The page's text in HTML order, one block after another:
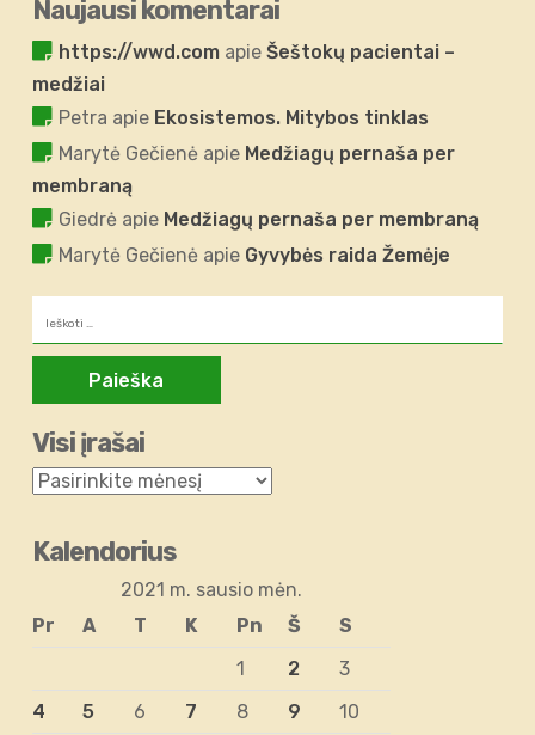
Naujausi komentarai
https://wwd.com apieŠeštokų pacientai –
medžiai
Petra apie Ekosistemos. Mitybos tinklas
Marytė Gečienė apie Medžiagų pernaša per
membraną
Giedrė apie Medžiagų pernaša per membraną
Marytė Gečienė apie Gyvybės raida Žemėje
Visi įrašai
Kalendorius
2021 m. sausio mėn.
Pr
A T K Pn Š
S
1
2
3
4
5 6 7 8 9 10